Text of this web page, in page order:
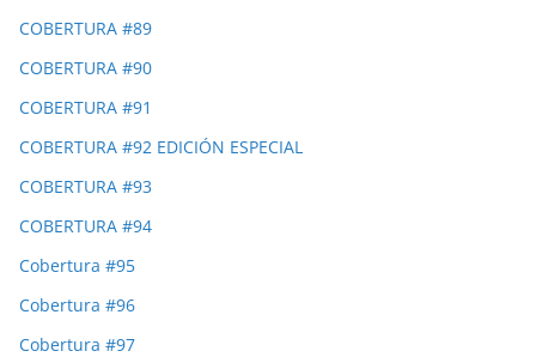
COBERTURA #89
COBERTURA #90
COBERTURA #91
COBERTURA #92 EDICIÓN ESPECIAL
COBERTURA #93
COBERTURA #94
Cobertura #95
Cobertura #96
Cobertura #97